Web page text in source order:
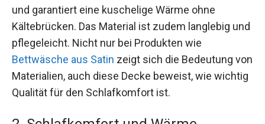
und garantiert eine kuschelige Wärme ohne
Kältebrücken. Das Material ist zudem langlebig und
pflegeleicht. Nicht nur bei Produkten wie
Bettwäsche aus Satin zeigt sich die Bedeutung von
Materialien, auch diese Decke beweist, wie wichtig
Qualität für den Schlafkomfort ist.